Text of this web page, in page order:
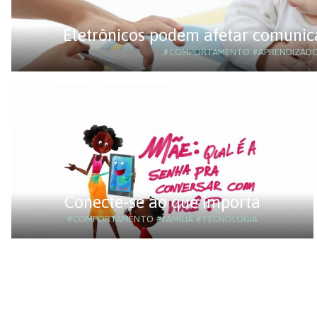
Eletrônicos podem afetar
#COMPORTAMENTO
Conecte-se ao que importa
#COMPORTAMENTO#FAMÍLIA #TECNOLOGIA